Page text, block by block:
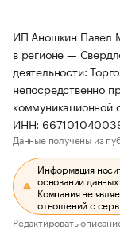
ИП Аношкин Павел
в регионе —
деятельности:
непосредственно
коммуникационной
ИНН:
Данные получены из
Информация
основании
Компания не
отношений с
Редактировать